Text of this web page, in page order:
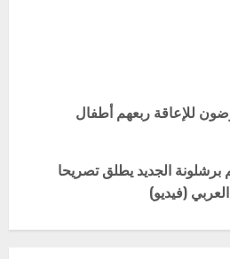
الجديد يطلق تصريحا
(فيديو)